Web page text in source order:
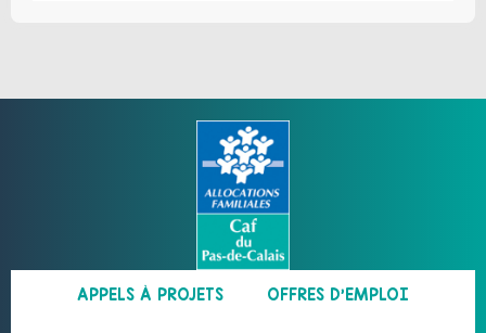
APPELS À PROJETS OFFRES D’EMPLOI